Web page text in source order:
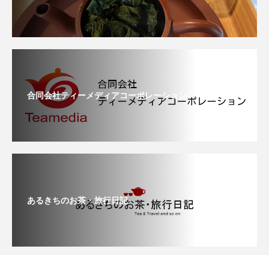
合同会社ティーメディアコーポレーション
あるきちのお茶・旅行日記